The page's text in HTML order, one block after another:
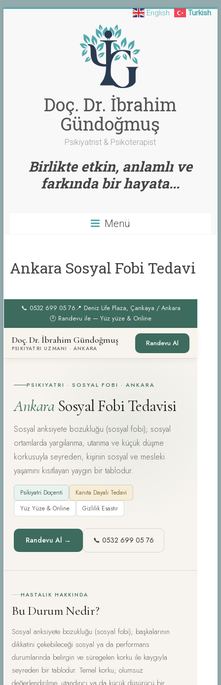
Doç. Dr. İbrahim
Gündoğmuş
Psikiyatrist & Psikoterapist
Birlikte etkin, anlamlı ve
farkında bir hayata...
Menü
Ankara Sosyal Fobi Tedavi
English Turkish